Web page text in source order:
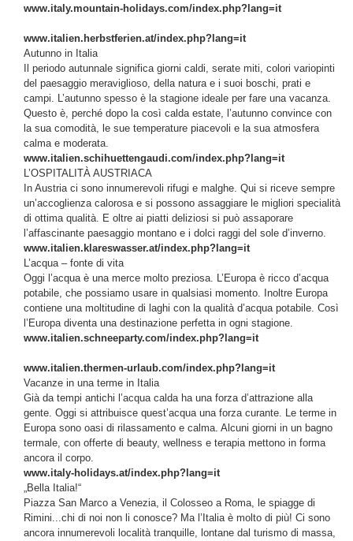
www.italy.mountain-holidays.com/index.php?lang=it
www.italien.herbstferien.at/index.php?lang=it
Autunno in Italia
Il periodo autunnale significa giorni caldi, serate miti, colori variopinti
del paesaggio meraviglioso, della natura e i suoi boschi, prati e
campi. L’autunno spesso è la stagione ideale per fare una vacanza.
Questo è, perché dopo la così calda estate, l’autunno convince con
la sua comodità, le sue temperature piacevoli e la sua atmosfera
calma e moderata.
www.italien.schihuettengaudi.com/index.php?lang=it
L’OSPITALITÀ AUSTRIACA
In Austria ci sono innumerevoli rifugi e malghe. Qui si riceve sempre
un’accoglienza calorosa e si possono assaggiare le migliori specialità
di ottima qualità. E oltre ai piatti deliziosi si può assaporare
l’affascinante paesaggio montano e i dolci raggi del sole d’inverno.
www.italien.klareswasser.at/index.php?lang=it
L’acqua – fonte di vita
Oggi l’acqua è una merce molto preziosa. L’Europa è ricco d’acqua
potabile, che possiamo usare in qualsiasi momento. Inoltre Europa
contiene una moltitudine di laghi con la qualità d’acqua potabile. Così
l’Europa diventa una destinazione perfetta in ogni stagione.
www.italien.schneeparty.com/index.php?lang=it
www.italien.thermen-urlaub.com/index.php?lang=it
Vacanze in una terme in Italia
Già da tempi antichi l’acqua calda ha una forza d’attrazione alla
gente. Oggi si attribuisce quest’acqua una forza curante. Le terme in
Europa sono oasi di rilassamento e calma. Alcuni giorni in un bagno
termale, con offerte di beauty, wellness e terapia mettono in forma
ancora il corpo.
www.italy-holidays.at/index.php?lang=it
„Bella Italia!“
Piazza San Marco a Venezia, il Colosseo a Roma, le spiagge di
Rimini...chi di noi non li conosce? Ma l’Italia è molto di più! Ci sono
ancora innumerevoli località tranquille, lontane dal turismo di massa,